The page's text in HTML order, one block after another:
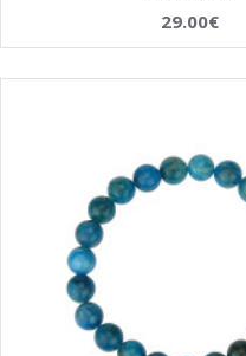
29.00€